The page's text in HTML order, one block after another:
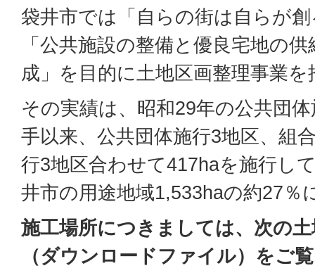
袋井市では「自らの街は自らが
「公共施設の整備と優良宅地の
成」を目的に土地区画整理事業
その実績は、昭和29年の公共団
手以来、公共団体施行3地区、組
行3地区合わせて417haを施行し
井市の用途地域1,533haの約27％
施工場所につきましては、次の
（ダウンロードファイル）をご